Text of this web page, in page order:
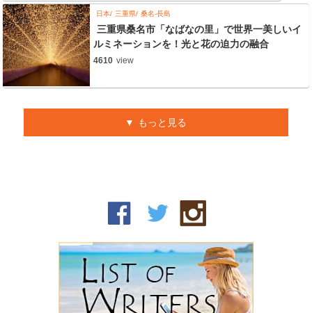
日本 三重県 桑名-長島
三重県桑名市「なばなの里」で世界一美しいイ
ルミネーションを！光と花の迫力の融合
4610 view
もっと見る